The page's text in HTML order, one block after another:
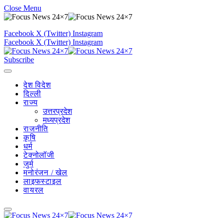
Close Menu
Facebook X (Twitter) Instagram
Facebook X (Twitter) Instagram
Subscribe
देश विदेश
दिल्ली
राज्य
उत्तरप्रदेश
मध्यप्रदेश
राजनीति
कृषि
धर्म
टेक्नोलॉजी
जुर्म
मनोरंजन / खेल
लाइफस्टाइल
वायरल